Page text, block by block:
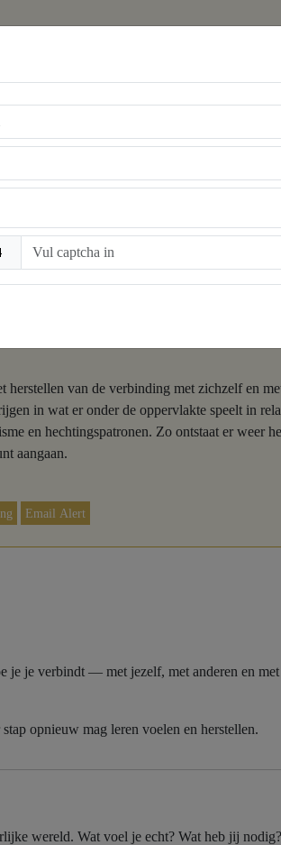
herstellen van de verbinding met zichzelf en
in wat er onder de oppervlakte speelt in
en hechtingspatronen. Zo ontstaat er weer
aangaan.
Email Alert
je je verbindt — met jezelf, met anderen en
opnieuw mag leren voelen en herstellen.
wereld. Wat voel je echt? Wat heb jij